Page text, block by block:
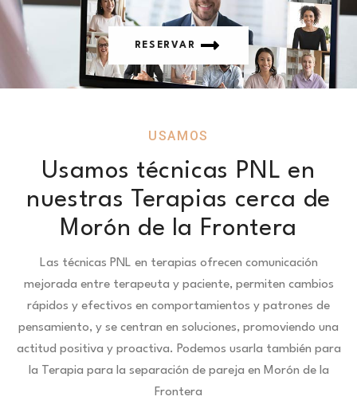
RESERVAR
USAMOS
Usamos técnicas PNL en
nuestras Terapias cerca de
Morón de la Frontera
Las técnicas PNL en terapias ofrecen comunicación
mejorada entre terapeuta y paciente, permiten cambios
rápidos y efectivos en comportamientos y patrones de
pensamiento, y se centran en soluciones, promoviendo una
actitud positiva y proactiva. Podemos usarla también para
la Terapia para la separación de pareja en Morón de la
Frontera